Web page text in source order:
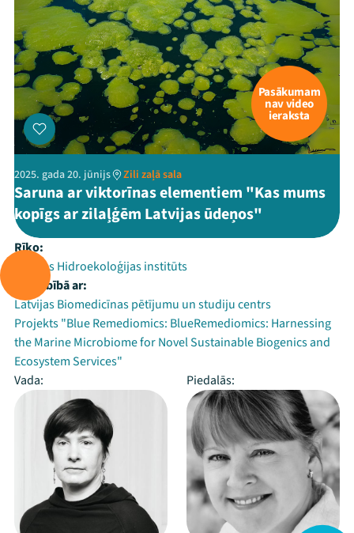
Pasākumam
nav video
ieraksta
2025. gada 20. jūnijs Zili zaļā sala
Saruna ar viktorīnas elementiem "Kas mums
kopīgs ar zilaļģēm Latvijas ūdeņos"
Rīko:
Latvijas Hidroekoloģijas institūts
Sadarbībā ar:
Latvijas Biomedicīnas pētījumu un studiju centrs
Projekts "Blue Remediomics: BlueRemediomics: Harnessing
the Marine Microbiome for Novel Sustainable Biogenics and
Ecosystem Services"
Vada:
Piedalās: